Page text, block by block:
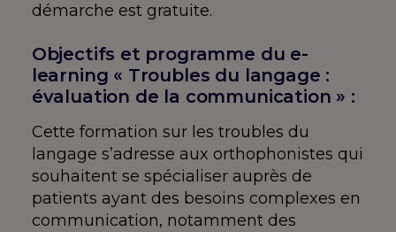
démarche est gratuite.
Objectifs et programme du e-
learning « Troubles du langage :
évaluation de la communication » :
Cette formation sur les troubles du
langage s’adresse aux orthophonistes qui
souhaitent se spécialiser auprès de
patients ayant des besoins complexes en
communication, notamment des